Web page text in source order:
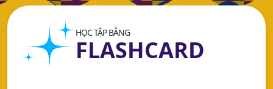
HỌC TẬP BẰNG
FLASHCARD